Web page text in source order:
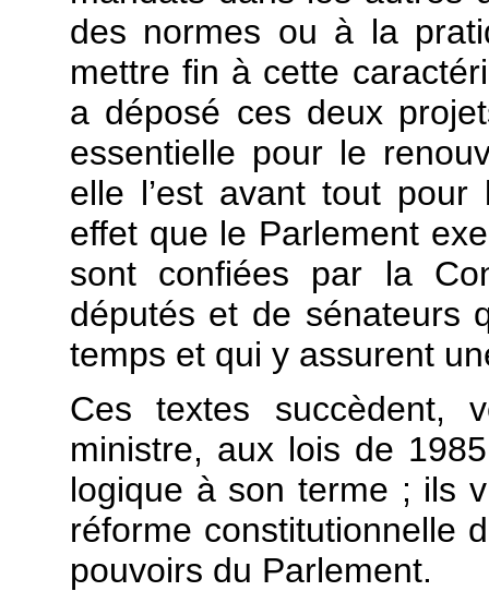
des normes ou à la
mettre fin à cette
a déposé ces deux
essentielle pour le
elle l’est avant tout
effet que le Parlement
sont confiées par la
députés et de sénateurs
temps et qui y assurent
Ces textes succèdent,
ministre, aux lois de
logique à son terme ; ils
réforme constitutionnelle
pouvoirs du Parlement.